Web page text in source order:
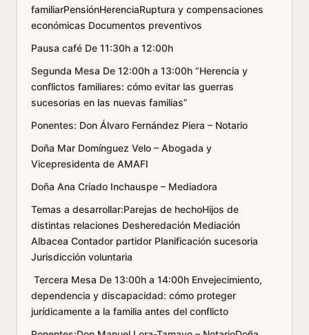
familiarPensiónHerenciaRuptura y compensaciones
económicas Documentos preventivos
Pausa café De 11:30h a 12:00h
Segunda Mesa De 12:00h a 13:00h “Herencia y
conflictos familiares: cómo evitar las guerras
sucesorias en las nuevas familias”
Ponentes: Don Álvaro Fernández Piera – Notario
Doña Mar Domínguez Velo – Abogada y
Vicepresidenta de AMAFI
Doña Ana Criado Inchauspe – Mediadora
Temas a desarrollar:Parejas de hechoHijos de
distintas relaciones Desheredación Mediación
Albacea Contador partidor Planificación sucesoria
Jurisdicción voluntaria
Tercera Mesa De 13:00h a 14:00h Envejecimiento,
dependencia y discapacidad: cómo proteger
jurídicamente a la familia antes del conflicto